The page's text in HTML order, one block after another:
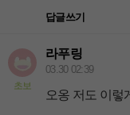
답글쓰기
초보
라푸링
03.30 02:39
오옹 저도 이렇